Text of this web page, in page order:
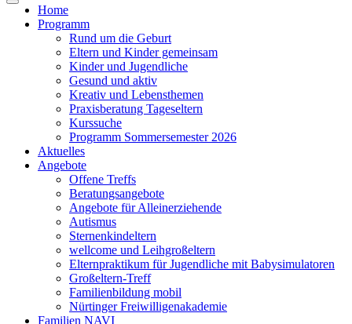
Toggle
navigation
Home
Programm
Rund um die Geburt
Eltern und Kinder gemeinsam
Kinder und Jugendliche
Gesund und aktiv
Kreativ und Lebensthemen
Praxisberatung Tageseltern
Kurssuche
Programm Sommersemester 2026
Aktuelles
Angebote
Offene Treffs
Beratungsangebote
Angebote für Alleinerziehende
Autismus
Sternenkindeltern
wellcome und Leihgroßeltern
Elternpraktikum für Jugendliche mit Babysimulatoren
Großeltern-Treff
Familienbildung mobil
Nürtinger Freiwilligenakademie
Familien NAVI